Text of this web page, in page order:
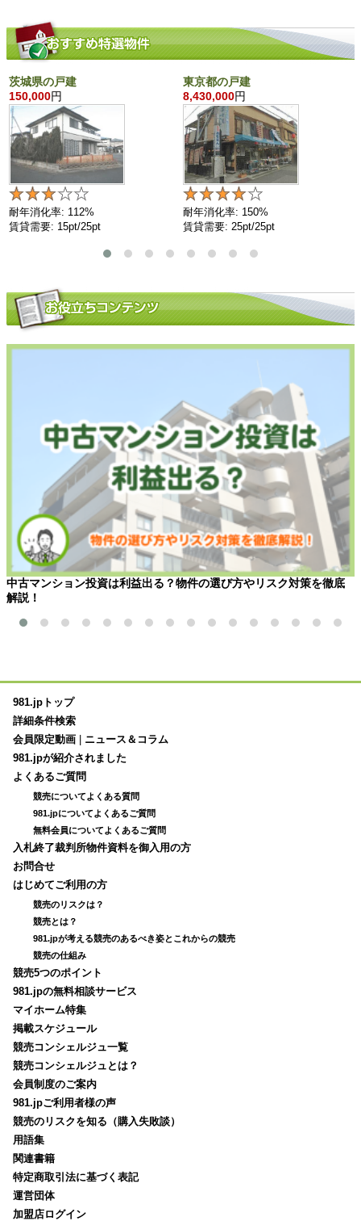
茨城県の戸建
150,000円
耐年消化率: 112%
賃貸需要: 15pt/25pt
東京都の戸建
8,430,000円
耐年消化率: 150%
賃貸需要: 25pt/25pt
中古マンション投資は利益出る？物件の選び方やリスク対策を徹底
解説！
981.jpトップ
詳細条件検索
会員限定動画
ニュース＆コラム
981.jpが紹介されました
よくあるご質問
競売についてよくある質問
981.jpについてよくあるご質問
無料会員についてよくあるご質問
入札終了裁判所物件資料を御入用の方
お問合せ
はじめてご利用の方
競売のリスクは？
競売とは？
981.jpが考える競売のあるべき姿とこれからの競売
競売の仕組み
競売5つのポイント
981.jpの無料相談サービス
マイホーム特集
掲載スケジュール
競売コンシェルジュ一覧
競売コンシェルジュとは？
会員制度のご案内
981.jpご利用者様の声
競売のリスクを知る（購入失敗談）
用語集
関連書籍
特定商取引法に基づく表記
運営団体
加盟店ログイン